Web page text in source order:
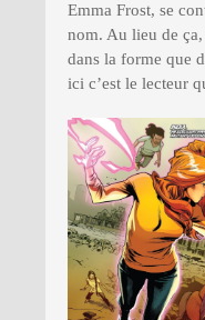
Emma Frost, se
nom. Au lieu de ça,
dans la forme que
ici c’est le lecteur